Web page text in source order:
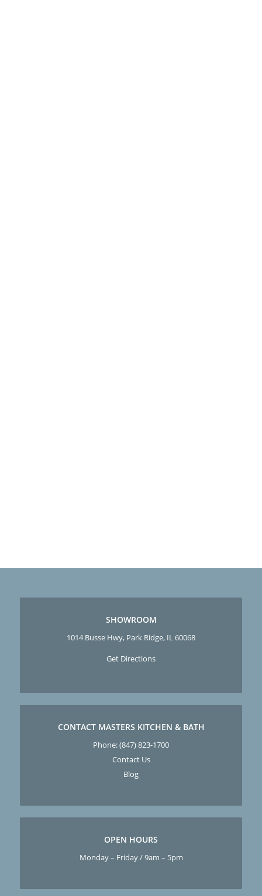
SHOWROOM
1014 Busse Hwy, Park Ridge, IL 60068
Get Directions
CONTACT MASTERS KITCHEN & BATH
Phone:(847) 823-1700
Contact Us
Blog
OPEN HOURS
Monday – Friday / 9am – 5pm